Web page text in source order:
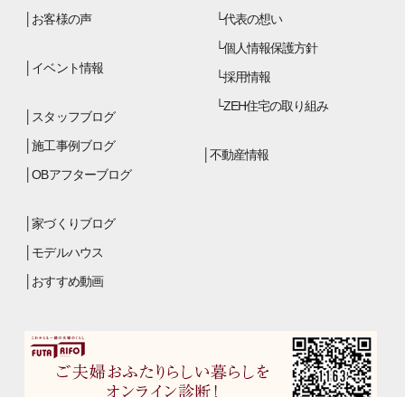
お客様の声
イベント情報
スタッフブログ
施工事例ブログ
OBアフターブログ
家づくりブログ
モデルハウス
おすすめ動画
代表の想い
個人情報保護方針
採用情報
ZEH住宅の取り組み
不動産情報